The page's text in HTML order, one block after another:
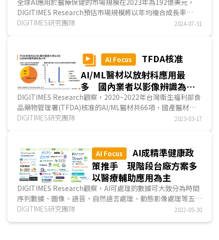
全球AI應用於醫療保健的市場規模在2023年為192億美元，
DIGITIMES Research預估市場規模將以年均複合成長率
(CAGR) 35.8%成長至2030年的1,597億美元。台灣AI醫療...
DIGITIMES研究團隊 2024-07-31
AI Focus
TFDA核准
AI/ML醫材以放射科應用最
多 國內業者以影像辨識為技
術主流
DIGITIMES Research觀察，2020~2022年台灣衛生福利部食
品藥物管理署(TFDA)核准的AI/ML醫材共66項，國產醫材僅
佔3成，有鑑於醫療影像數據量佔醫療數據比重最多...
DIGITIMES研究團隊 2023-03-17
AI Focus
AI成精準健康政
策推手 現階段台廠方案多
以醫療輔助應用為主
DIGITIMES Research觀察，AI可處理的數據可大致分為時間
序列數據、圖像、語音、自然語言處理、動態影像處理等五大
類型，依據健康、醫療、照護不同健康歷程情境發展...
DIGITIMES研究團隊 2022-05-30